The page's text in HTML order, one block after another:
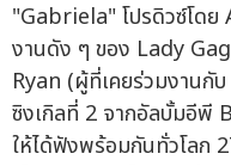
"Gabriela" โปรดิวซ์โด
งานดัง ๆ ของ Lady
Ryan (ผู้ที่เคยร่วมงานกั
ซิงเกิลที่ 2 จากอัลบั้มอีพี
ให้ได้ฟังพร้อมกันทั่วโลก